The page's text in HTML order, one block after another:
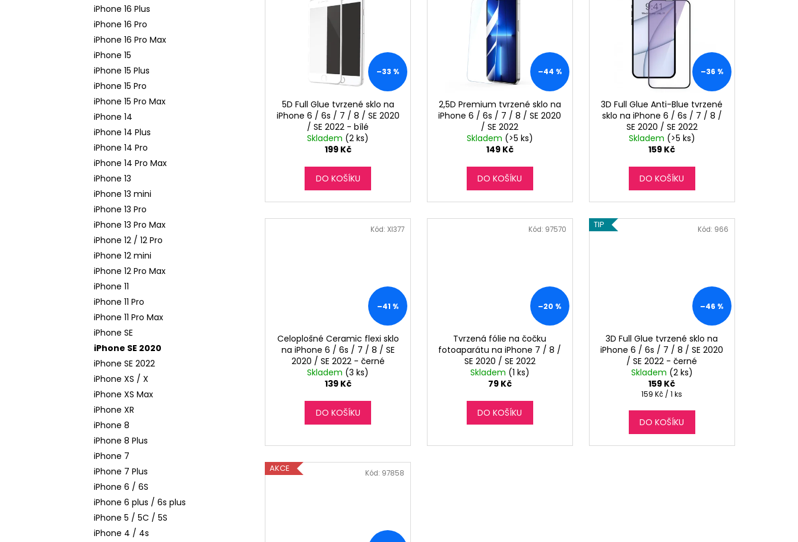
iPhone 16 Plus
iPhone 16 Pro
iPhone 16 Pro Max
iPhone 15
iPhone 15 Plus
iPhone 15 Pro
iPhone 15 Pro Max
iPhone 14
iPhone 14 Plus
iPhone 14 Pro
iPhone 14 Pro Max
iPhone 13
iPhone 13 mini
iPhone 13 Pro
iPhone 13 Pro Max
iPhone 12 / 12 Pro
iPhone 12 mini
iPhone 12 Pro Max
iPhone 11
iPhone 11 Pro
iPhone 11 Pro Max
iPhone SE
iPhone SE 2020
iPhone SE 2022
iPhone XS / X
iPhone XS Max
iPhone XR
iPhone 8
iPhone 8 Plus
iPhone 7
iPhone 7 Plus
iPhone 6 / 6S
iPhone 6 plus / 6s plus
iPhone 5 / 5C / 5S
iPhone 4 / 4s
–33 %
5D Full Glue tvrzené sklo na
iPhone 6 / 6s / 7 / 8 / SE 2020
/ SE 2022 - bílé
Skladem (2 ks)
199 Kč
DO KOŠÍKU
–44 %
2,5D Premium tvrzené sklo na
iPhone 6 / 6s / 7 / 8 / SE 2020
/ SE 2022
Skladem (>5 ks)
149 Kč
DO KOŠÍKU
–36 %
3D Full Glue Anti-Blue tvrzené
sklo na iPhone 6 / 6s / 7 / 8 /
SE 2020 / SE 2022
Skladem (>5 ks)
159 Kč
DO KOŠÍKU
–41 %
Celoplošné Ceramic flexi sklo
na iPhone 6 / 6s / 7 / 8 / SE
2020 / SE 2022 - černé
Skladem (3 ks)
139 Kč
DO KOŠÍKU
Kód:XI377
–20 %
Tvrzená fólie na čočku
fotoaparátu na iPhone 7 / 8 /
SE 2020 / SE 2022
Skladem (1 ks)
79 Kč
DO KOŠÍKU
Kód: 97570 TIP
–46 %
3D Full Glue tvrzené sklo na
iPhone 6 / 6s / 7 / 8 / SE 2020
/ SE 2022 - černé
Skladem (2 ks)
159 Kč
Měrná
159 Kč / 1 ks
DO KOŠÍKU
Kód: 966
AKCE Kód: 97858